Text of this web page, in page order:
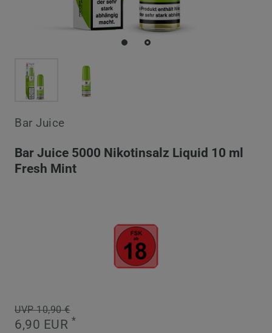
Bar Juice
Bar Juice 5000 Nikotinsalz Liquid 10 ml
Fresh Mint
UVP 10,90 €
6,90 EUR *